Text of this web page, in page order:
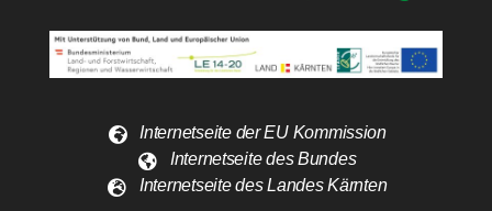
Internetseite der EU Kommission
Internetseite des Bundes
Internetseite des Landes Kärnten